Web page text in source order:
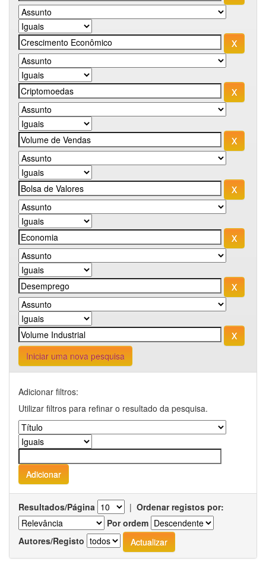
Iniciar uma nova pesquisa
Adicionar filtros:
Utilizar filtros para refinar o resultado da pesquisa.
Resultados/Página | Ordenar registos por:
Por ordem
Autores/Registo